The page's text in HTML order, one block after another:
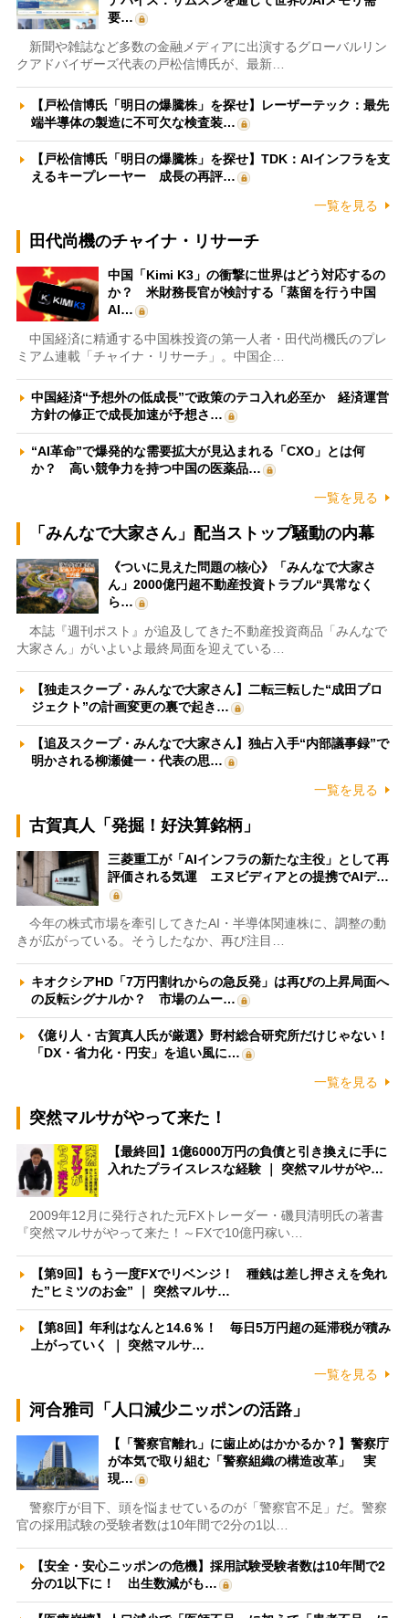
要…
新聞や雑誌など多数の金融メディアに出演するグローバルリン
クアドバイザーズ代表の戸松信博氏が、最新…
【戸松信博氏「明日の爆騰株」を探せ】レーザーテック：最先
端半導体の製造に不可欠な検査装…
【戸松信博氏「明日の爆騰株」を探せ】TDK：AIインフラを支
えるキープレーヤー 成長の再評…
一覧を見る
田代尚機のチャイナ・リサーチ
中国「Kimi K3」の衝撃に世界はどう対応するの
か？ 米財務長官が検討する「蒸留を行う中国
AI…
中国経済に精通する中国株投資の第一人者・田代尚機氏のプレ
ミアム連載「チャイナ・リサーチ」。中国企…
中国経済“予想外の低成長”で政策のテコ入れ必至か 経済運営
方針の修正で成長加速が予想さ…
“AI革命”で爆発的な需要拡大が見込まれる「CXO」とは何
か？ 高い競争力を持つ中国の医薬品…
一覧を見る
「みんなで大家さん」配当ストップ騒動の内幕
《ついに見えた問題の核心》「みんなで大家さ
ん」2000億円超不動産投資トラブル“異常なく
ら…
本誌『週刊ポスト』が追及してきた不動産投資商品「みんなで
大家さん」がいよいよ最終局面を迎えている…
【独走スクープ・みんなで大家さん】二転三転した“成田プロ
ジェクト”の計画変更の裏で起き…
【追及スクープ・みんなで大家さん】独占入手“内部議事録”で
明かされる柳瀬健一・代表の思…
一覧を見る
古賀真人「発掘！好決算銘柄」
三菱重工が「AIインフラの新たな主役」として再
評価される気運 エヌビディアとの提携でAIデ…
今年の株式市場を牽引してきたAI・半導体関連株に、調整の動
きが広がっている。そうしたなか、再び注目…
キオクシアHD「7万円割れからの急反発」は再びの上昇局面へ
の反転シグナルか？ 市場のムー…
《億り人・古賀真人氏が厳選》野村総合研究所だけじゃない！
「DX・省力化・円安」を追い風に…
一覧を見る
突然マルサがやって来た！
【最終回】1億6000万円の負債と引き換えに手に
入れたプライスレスな経験 ｜ 突然マルサがや…
2009年12月に発行された元FXトレーダー・磯貝清明氏の著書
『突然マルサがやって来た！～FXで10億円稼い…
【第9回】もう一度FXでリベンジ！ 種銭は差し押さえを免れ
た”ヒミツのお金” ｜ 突然マルサ…
【第8回】年利はなんと14.6％！ 毎日5万円超の延滞税が積み
上がっていく ｜ 突然マルサ…
一覧を見る
河合雅司「人口減少ニッポンの活路」
【「警察官離れ」に歯止めはかかるか？】警察庁
が本気で取り組む「警察組織の構造改革」 実
現…
警察庁が目下、頭を悩ませているのが「警察官不足」だ。警察
官の採用試験の受験者数は10年間で2分の1以…
【安全・安心ニッポンの危機】採用試験受験者数は10年間で2
分の1以下に！ 出生数減がも…